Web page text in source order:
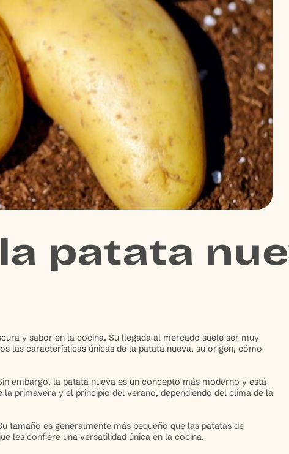
patata
y sabor en la cocina. Su llegada al mercado suele ser muy
las características únicas de la patata nueva, su origen, cómo
embargo, la patata nueva es un concepto más moderno y está
primavera y el principio del verano, dependiendo del clima de la
tamaño es generalmente más pequeño que las patatas de
les confiere una versatilidad única en la cocina.